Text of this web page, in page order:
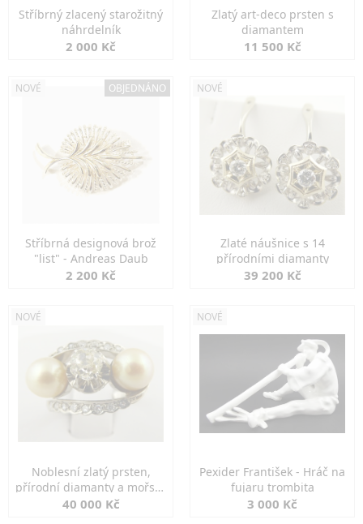
Stříbrný zlacený starožitný
náhrdelník
2 000 Kč
Zlatý art-deco prsten s
diamantem
11 500 Kč
NOVÉ OBJEDNÁNO
Stříbrná designová brož
"list" - Andreas Daub
2 200 Kč
NOVÉ
Zlaté náušnice s 14
přírodními diamanty
39 200 Kč
NOVÉ
Noblesní zlatý prsten,
přírodní diamanty a mořské
perly
40 000 Kč
NOVÉ
Pexider František - Hráč na
fujaru trombita
3 000 Kč